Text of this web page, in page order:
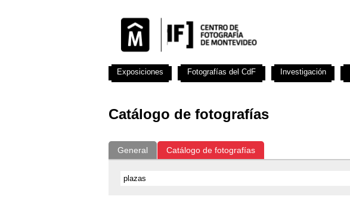
Catálogo de fotografías
General Catálogo de fotografías
Exposiciones Fotografías del CdF Investigación